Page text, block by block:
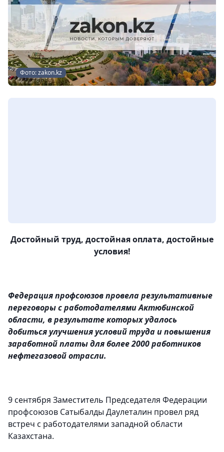
Фото: zakon.kz
Достойный труд, достойная оплата, достойные
условия!
Федерация профсоюзов провела результативные
переговоры с работодателями Актюбинской
области, в результате которых удалось
добиться улучшения условий труда и повышения
заработной платы для более 2000 работников
нефтегазовой отрасли.
9 сентября Заместитель Председателя Федерации
профсоюзов Сатыбалды Даулеталин провел ряд
встреч с работодателями западной области
Казахстана.